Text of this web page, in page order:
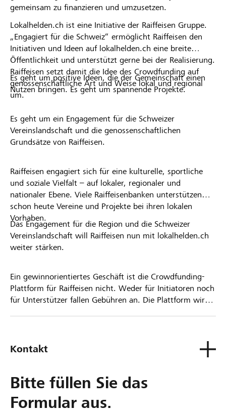
gemeinsam zu finanzieren und umzusetzen.
Lokalhelden.ch ist eine Initiative der Raiffeisen Gruppe.
„Engagiert für die Schweiz“ ermöglicht Raiffeisen den
Initiativen und Ideen auf lokalhelden.ch eine breite
Öffentlichkeit und unterstützt gerne bei der Realisierung.
Raiffeisen setzt damit die Idee des Crowdfunding auf
genossenschaftliche Art und Weise lokal und regional
um.
Es geht um positive Ideen, die der Gemeinschaft einen
Nutzen bringen. Es geht um spannende Projekte.
Es geht um ein Engagement für die Schweizer
Vereinslandschaft und die genossenschaftlichen
Grundsätze von Raiffeisen.
Raiffeisen engagiert sich für eine kulturelle, sportliche
und soziale Vielfalt – auf lokaler, regionaler und
nationaler Ebene. Viele Raiffeisenbanken unterstützen
schon heute Vereine und Projekte bei ihren lokalen
Vorhaben.
Das Engagement für die Region und die Schweizer
Vereinslandschaft will Raiffeisen nun mit lokalhelden.ch
weiter stärken.
Ein gewinnorientiertes Geschäft ist die Crowdfunding-
Plattform für Raiffeisen nicht. Weder für Initiatoren noch
für Unterstützer fallen Gebühren an. Die Plattform wird
Kontakt
Bitte füllen Sie das
Formular aus.